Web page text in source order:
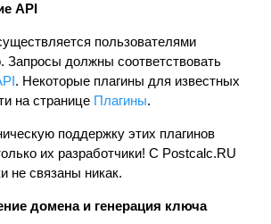
API
пользователями
Запросы должны соответствовать
. Некоторые плагины для известных
на странице Плагины.
поддержку этих плагинов
их разработчики! С Postcalc.RU
не связаны никак.
домена и генерация ключа